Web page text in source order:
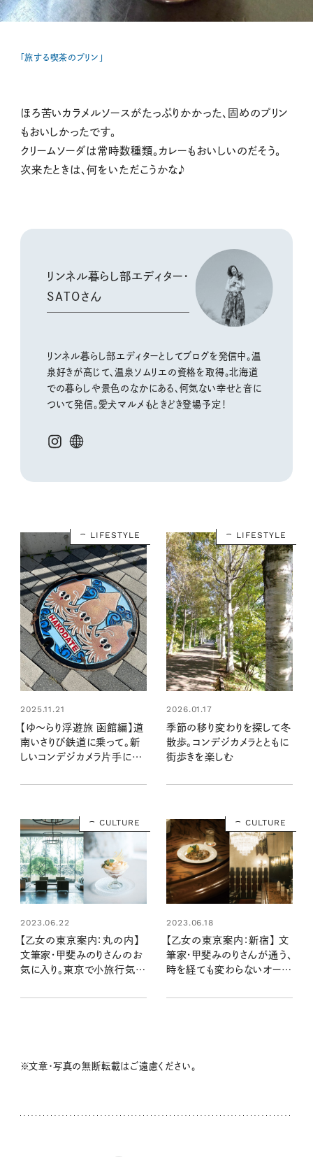
「旅する喫茶のプリン」
ほろ苦いカラメルソースがたっぷりかかった、固めのプリン
もおいしかったです。
クリームソーダは常時数種類。カレーもおいしいのだそう。
次来たときは、何をいただこうかな♪
リンネル暮らし部エディター・
SATOさん
リンネル暮らし部エディターとしてブログを発信中。温
泉好きが高じて、温泉ソムリエの資格を取得。北海道
での暮らしや景色のなかにある、何気ない幸せと音に
ついて発信。愛犬マルメもときどき登場予定！
LIFESTYLE
2025.11.21
【ゆ〜らり浮遊旅 函館編】道
南いさりび鉄道に乗って。新
しいコンデジカメラ片手に、
LIFESTYLE
2026.01.17
季節の移り変わりを探して冬
散歩。コンデジカメラとともに
街歩きを楽しむ
CULTURE
2023.06.22
【乙女の東京案内：丸の内】
文筆家・甲斐みのりさんのお
気に入り。東京で小旅行気分
CULTURE
2023.06.18
【乙女の東京案内：新宿】 文
筆家・甲斐みのりさんが通う、
時を経ても変わらないオーセ
※文章・写真の無断転載はご遠慮ください。